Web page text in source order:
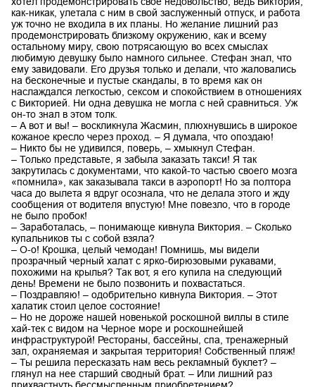
как-никак, улетала с ним в свой заслуженный отпуск, и работа
уж точно не входила в их планы. Но желание лишний раз
продемонстрировать близкому окружению, как и всему
остальному миру, свою потрясающую во всех смыслах
любимую девушку было намного сильнее. Стефан знал, что
ему завидовали. Его друзья только и делали, что жаловались
на бесконечные и пустые скандалы, в то время как он
наслаждался легкостью, сексом и спокойствием в отношениях
с Викторией. Ни одна девушка не могла с ней сравниться. Уж
он-то знал в этом толк.
– А вот и вы! – воскликнула Жасмин, плюхнувшись в широкое
кожаное кресло через проход. – Я думала, что опоздаю!
– Никто бы не удивился, поверь, – хмыкнул Стефан.
– Только представьте, я забыла заказать такси! Я так
закрутилась с документами, что какой-то частью своего мозга
«помнила», как заказывала такси в аэропорт! Но за полтора
часа до вылета я вдруг осознала, что не делала этого и жду
сообщения от водителя впустую! Мне повезло, что в городе
не было пробок!
– Заработалась, – понимающе кивнула Виктория. – Сколько
купальников ты с собой взяла?
– О-о! Крошка, целый чемодан! Помнишь, мы видели
прозрачный черный халат с ярко-бирюзовыми рукавами,
похожими на крылья? Так вот, я его купила на следующий
день! Времени не было позвонить и похвастаться.
– Поздравляю! – одобрительно кивнула Виктория. – Этот
халатик стоил целое состояние!
– Но не дороже нашей новенькой роскошной виллы в стиле
хай-тек с видом на Черное море и роскошнейшей
инфраструктурой! Рестораны, бассейны, спа, тренажерный
зал, охраняемая и закрытая территория! Собственный пляж!
– Ты решила пересказать нам весь рекламный буклет? –
глянул на нее старший сводный брат. – Или лишний раз